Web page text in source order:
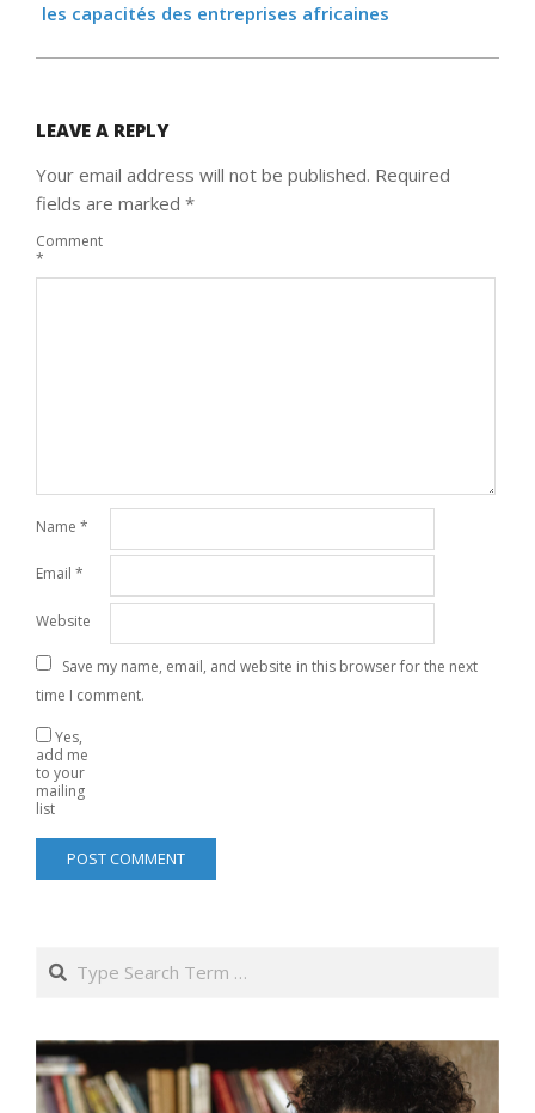
les capacités des entreprises africaines
LEAVE A REPLY
Your email address will not be published. Required
fields are marked *
Comment
*
Name *
Email *
Website
Save my name, email, and website in this browser for the next
time I comment.
Yes,
add me
to your
mailing
list
Search